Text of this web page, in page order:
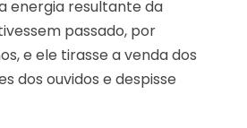
energia resultante da
passado, por
e ele tirasse a venda dos
dos ouvidos e despisse